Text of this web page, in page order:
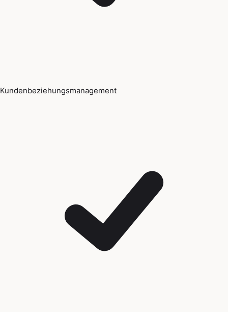
Kundenbeziehungsmanagement